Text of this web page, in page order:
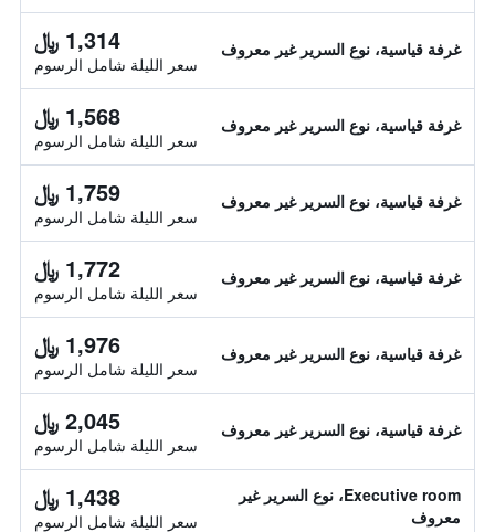
غرفة قياسية، نوع السرير غير معروف 1,314 ﷼
سعر الليلة شامل الرسوم
غرفة قياسية، نوع السرير غير معروف 1,568 ﷼
سعر الليلة شامل الرسوم
غرفة قياسية، نوع السرير غير معروف 1,759 ﷼
سعر الليلة شامل الرسوم
غرفة قياسية، نوع السرير غير معروف 1,772 ﷼
سعر الليلة شامل الرسوم
غرفة قياسية، نوع السرير غير معروف 1,976 ﷼
سعر الليلة شامل الرسوم
غرفة قياسية، نوع السرير غير معروف 2,045 ﷼
سعر الليلة شامل الرسوم
Executive room، نوع السرير غير
معروف
1,438 ﷼
سعر الليلة شامل الرسوم